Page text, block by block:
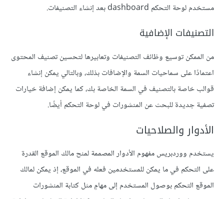
مستخدم لوحة التحكم dashboard بعد إنشاء التصنيفات.
التصنيفات الإضافية
من الممكن توسيع وظائف التصنيفات وتعابيرها لتحسين تصنيف المحتوى
اعتمادًا على سماحيات السمة والإضافات بذلك، وبالتالي يمكن إنشاء
قوالب خاصة بالتصنيف في السمة الخاصة بك، كما يمكن إضافة خيارات
تصفية جديدة للبحث عن المنشورات في لوحة التحكم أيضًا.
الأدوار والصلاحيات
يستخدم ووردبريس مفهوم الأدوار المصممة لمنح مالك الموقع القدرة
على التحكم في ما يمكن للمستخدمين فعله في الموقع، إذ يمكن لمالك
الموقع التحكم بوصول المستخدم إلى مهامٍ مثل كتابة المنشورات